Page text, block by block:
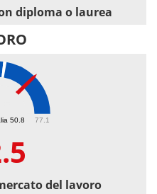
diploma o laurea
50.8 77.1
del lavoro